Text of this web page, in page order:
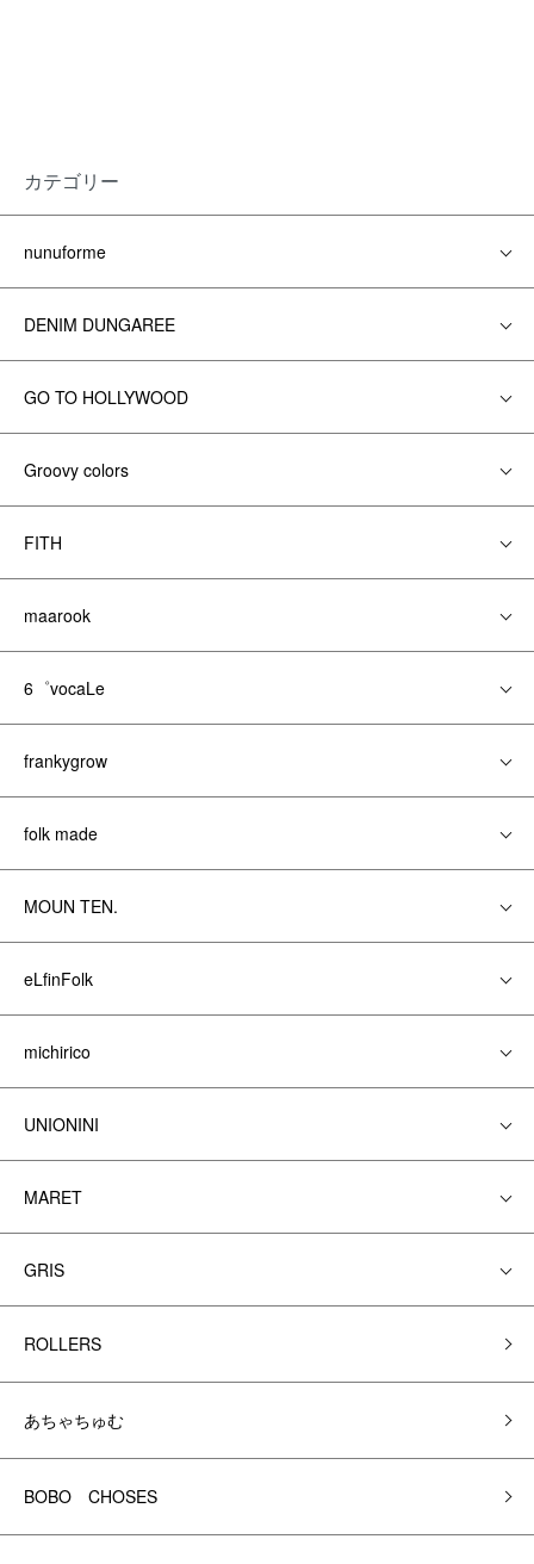
カテゴリー
nunuforme
DENIM DUNGAREE
GO TO HOLLYWOOD
Groovy colors
FITH
maarook
6゜vocaLe
frankygrow
folk made
MOUN TEN.
eLfinFolk
michirico
UNIONINI
MARET
GRIS
ROLLERS
あちゃちゅむ
BOBO CHOSES